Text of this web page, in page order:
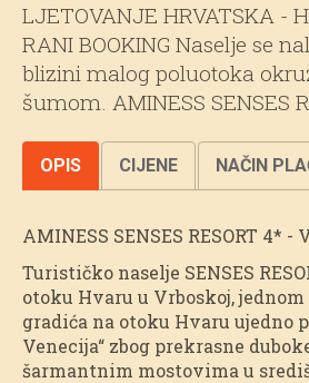
LJETOVANJE HRVATSKA -
RANI BOOKING Naselje se
blizini malog poluotoka
šumom. AMINESS SENSES
OPIS CIJENE NAČIN
AMINESS SENSES RESORT 4* -
Turističko naselje SENSES
otoku Hvaru u Vrboskoj,
gradića na otoku Hvaru ujedno
Venecija“ zbog prekrasne
šarmantnim mostovima u